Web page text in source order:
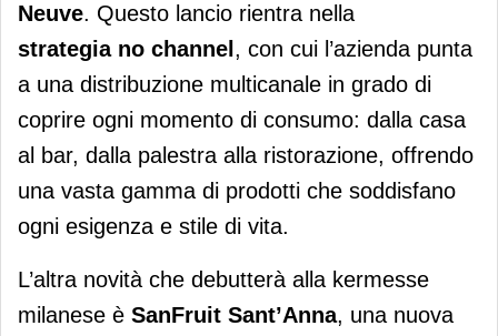
Neuve. Questo lancio rientra nella
strategia no channel , con cui l’azienda punta
a una distribuzione multicanale in grado di
coprire ogni momento di consumo: dalla casa
al bar, dalla palestra alla ristorazione, offrendo
una vasta gamma di prodotti che soddisfano
ogni esigenza e stile di vita.
L’altra novità che debutterà alla kermesse
milanese è SanFruit Sant’Anna, una nuova